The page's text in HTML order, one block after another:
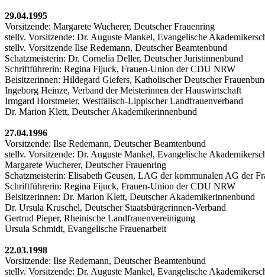
29.04.1995
Vorsitzende: Margarete Wucherer, Deutscher Frauenring
stellv. Vorsitzende: Dr. Auguste Mankel, Evangelische
stellv. Vorsitzende Ilse Redemann, Deutscher Beamtenbund
Schatzmeisterin: Dr. Cornelia Deller, Deutscher Juristinnenbund
Schriftführerin: Regina Fijuck, Frauen-Union der CDU NRW
Beisitzerinnen: Hildegard Giefers, Katholischer Deutscher
Ingeborg Heinze, Verband der Meisterinnen der Hauswirtschaft
Irmgard Horstmeier, Westfälisch-Lippischer Landfrauenverband
Dr. Marion Klett, Deutscher Akademikerinnenbund
27.04.1996
Vorsitzende: Ilse Redemann, Deutscher Beamtenbund
stellv. Vorsitzende: Dr. Auguste Mankel, Evangelische
Margarete Wucherer, Deutscher Frauenring
Schatzmeisterin: Elisabeth Geusen, LAG der kommunalen AG der
Schriftführerin: Regina Fijuck, Frauen-Union der CDU NRW
Beisitzerinnen: Dr. Marion Klett, Deutscher Akademikerinnenbund
Dr. Ursula Kruschel, Deutscher Staatsbürgerinnen-Verband
Gertrud Pieper, Rheinische Landfrauenvereinigung
Ursula Schmidt, Evangelische Frauenarbeit
22.03.1998
Vorsitzende: Ilse Redemann, Deutscher Beamtenbund
stellv. Vorsitzende: Dr. Auguste Mankel, Evangelische